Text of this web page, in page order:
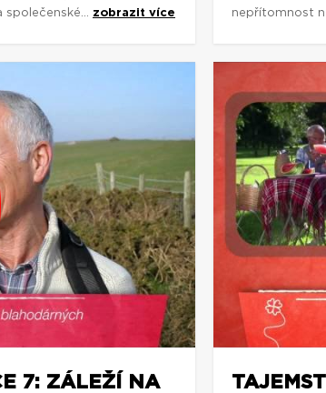
zobrazit více
nepřítomnost
7: ZÁLEŽÍ NA